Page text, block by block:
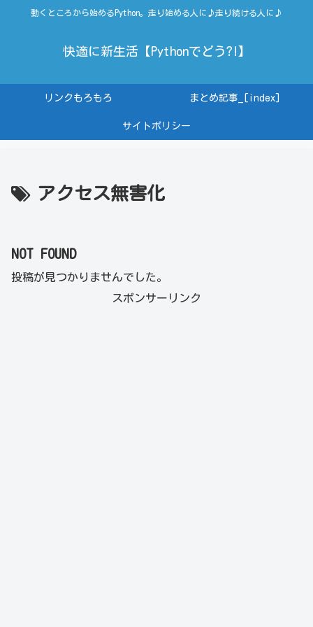
動くところから始めるPython。走り始める人に♪走り続ける人に♪
快適に新生活【Pythonでどう?!】
リンクもろもろ まとめ記事_[index]
サイトポリシー
アクセス無害化
NOT FOUND
投稿が見つかりませんでした。
スポンサーリンク